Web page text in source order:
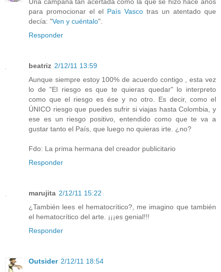
Una campaña tan acertada como la que se hizo hace años
para promocionar el el País Vasco tras un atentado que
decía: "Ven y cuéntalo".
Responder
beatriz 2/12/11 13:59
Aunque siempre estoy 100% de acuerdo contigo , esta vez
lo de "El riesgo es que te quieras quedar" lo interpreto
como que el riesgo es ése y no otro. Es decir, como el
ÚNICO riesgo que puedes sufrir si viajas hasta Colombia, y
ese es un riesgo positivo, entendido como que te va a
gustar tanto el País, que luego no quieras irte. ¿no?
Fdo: La prima hermana del creador publicitario
Responder
marujita 2/12/11 15:22
¿También lees el hematocrítico?, me imagino que también
el hematocrítico del arte. ¡¡¡es genial!!!
Responder
Outsider 2/12/11 18:54